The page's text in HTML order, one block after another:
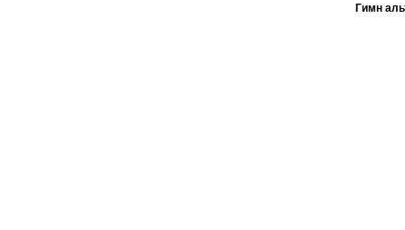
Гимн